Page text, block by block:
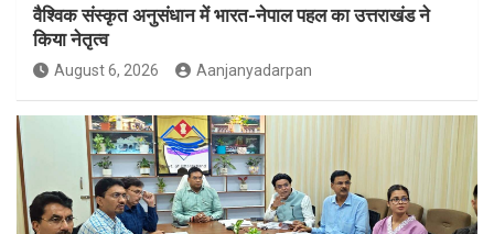
वैश्विक संस्कृत अनुसंधान में भारत-नेपाल पहल का उत्तराखंड ने
किया नेतृत्व
August 6, 2026 Aanjanyadarpan